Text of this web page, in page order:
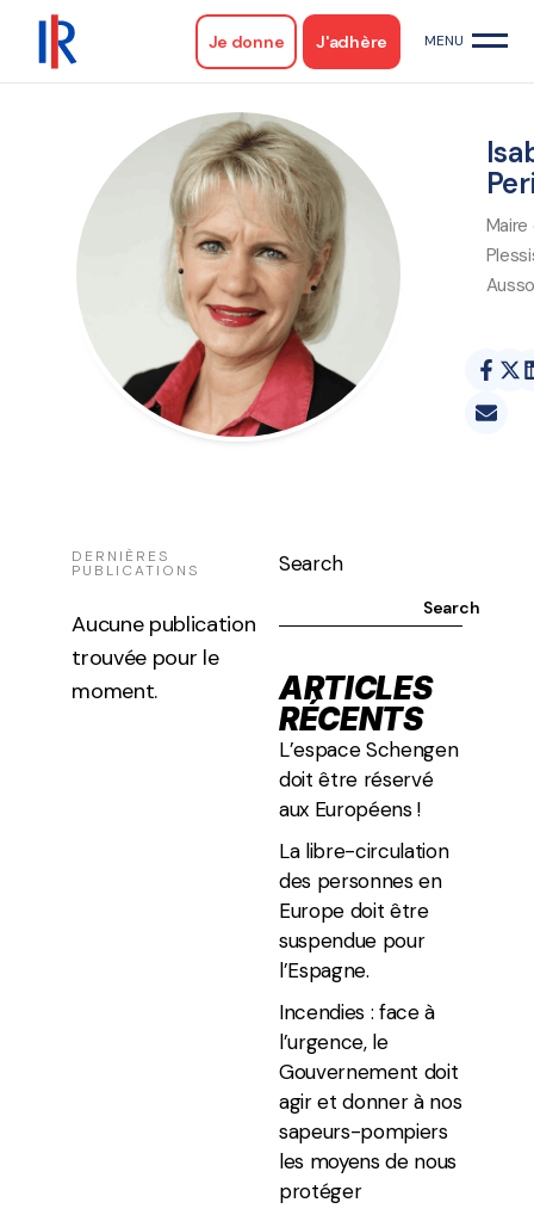
Je donne J'adhère
Maire
DERNIÈRES
PUBLICATIONS Search
Search
ARTICLES
RÉCENTS
L’espace Schengen
doit être réservé
aux Européens !
La libre-circulation
des personnes en
Europe doit être
suspendue pour
l’Espagne.
Incendies : face à
l’urgence, le
Gouvernement doit
agir et donner à nos
sapeurs-pompiers
les moyens de nous
protéger